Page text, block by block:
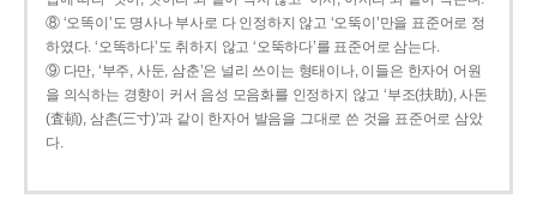
⑧ ‘오똑이’도 명사나 부사로 다 인정하지 않고 ‘오뚝이’만을 표준어로 정
하였다. ‘오똑하다’도 취하지 않고 ‘오뚝하다’를 표준어로 삼는다.
⑨ 다만, ‘부주, 사둔, 삼춘’은 널리 쓰이는 형태이나, 이들은 한자어 어원
을 의식하는 경향이 커서 음성 모음화를 인정하지 않고 ‘부조(扶助), 사돈
(査頓), 삼촌(三寸)’과 같이 한자어 발음을 그대로 쓴 것을 표준어로 삼았
다.